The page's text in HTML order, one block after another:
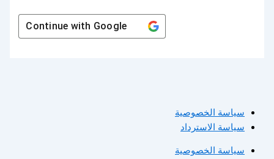
Continue withGoogle
سياسة الخصوصية
سياسة الاسترداد
سياسة الخصوصية